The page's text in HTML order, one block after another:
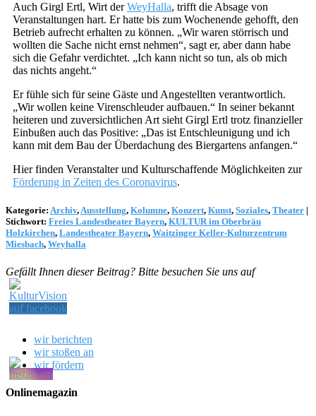
Auch Girgl Ertl, Wirt derWeyHalla, trifft die Absage von
Veranstaltungen hart. Er hatte bis zum Wochenende gehofft, den
Betrieb aufrecht erhalten zu können. „Wir waren störrisch und
wollten die Sache nicht ernst nehmen“, sagt er, aber dann habe
sich die Gefahr verdichtet. „Ich kann nicht so tun, als ob mich
das nichts angeht.“
Er fühle sich für seine Gäste und Angestellten verantwortlich.
„Wir wollen keine Virenschleuder aufbauen.“ In seiner bekannt
heiteren und zuversichtlichen Art sieht Girgl Ertl trotz finanzieller
Einbußen auch das Positive: „Das ist Entschleunigung und ich
kann mit dem Bau der Überdachung des Biergartens anfangen.“
Hier finden Veranstalter und Kulturschaffende Möglichkeiten zur
Förderung in Zeiten des Coronavirus.
Kategorie: Archiv, Ausstellung, Kolumne, Konzert, Kunst, Soziales, Theater |
Stichwort: Freies Landestheater Bayern, KULTUR im Oberbräu
Holzkirchen, Landestheater Bayern, Waitzinger Keller-Kulturzentrum
Miesbach, Weyhalla
Gefällt Ihnen dieser Beitrag? Bitte besuchen Sie uns auf
wir berichten
wir stoßen an
wir fördern
Onlinemagazin